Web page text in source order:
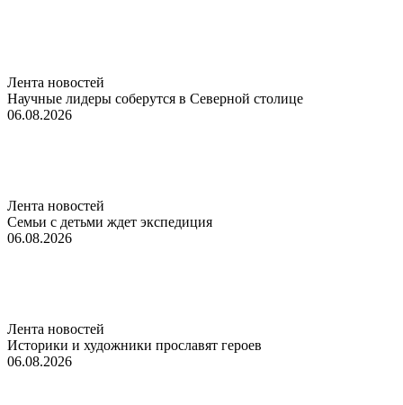
Лента новостей
Научные лидеры соберутся в Северной столице
06.08.2026
Лента новостей
Семьи с детьми ждет экспедиция
06.08.2026
Лента новостей
Историки и художники прославят героев
06.08.2026